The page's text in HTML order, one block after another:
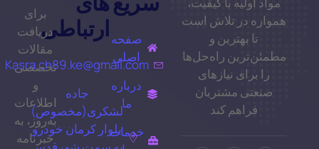
همواره در تلاش است
تا بهترین و
مطمئن‌ترین راه‌حل‌ها
را برای نیازهای
صنعتی مشتریان
فراهم کند
صفحه
اصلی
درباره
ما
خدمات
ارتباطی
Kasra.ch89.ke@gmail.com
جاده
لشکری(مخصوص)
بلوار کرمان خودرو
برای
دریافت
مقالات
تخصصی
اطلاعات
به‌روز، به
خبرنامه